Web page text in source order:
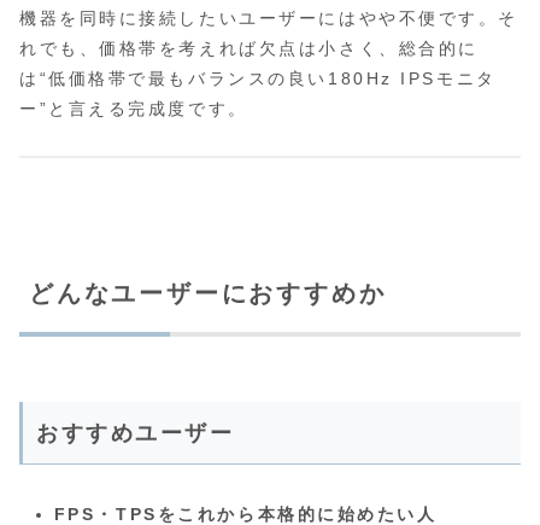
機器を同時に接続したいユーザーにはやや不便です。そ
れでも、価格帯を考えれば欠点は小さく、総合的に
は“低価格帯で最もバランスの良い180Hz IPSモニタ
ー”と言える完成度です。
どんなユーザーにおすすめか
おすすめユーザー
FPS・TPSをこれから本格的に始めたい人